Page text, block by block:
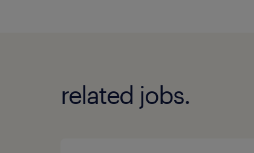
related jobs.